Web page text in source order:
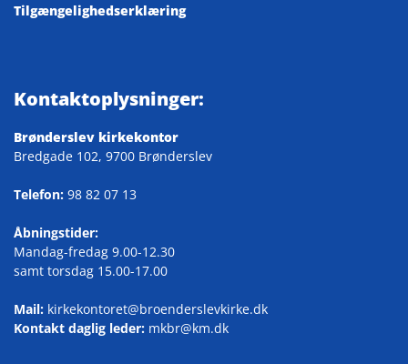
Tilgængelighedserklæring
Kontaktoplysninger:
Brønderslev kirkekontor
Bredgade 102, 9700 Brønderslev
Telefon: 98 82 07 13
Åbningstider:
Mandag-fredag 9.00-12.30
samt torsdag 15.00-17.00
Mail: kirkekontoret@broenderslevkirke.dk
Kontakt daglig leder: mkbr@km.dk